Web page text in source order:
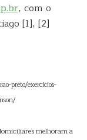
, com o
[1], [2]
preto/exercicios-
melhoram a